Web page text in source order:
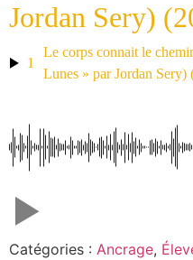
Jordan Sery)
1
Le corps connait le
Lunes » par Jordan Sery)
Catégories : Ancrage,